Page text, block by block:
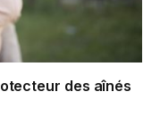
des aînés